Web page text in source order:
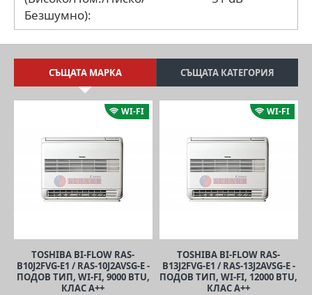
Безшумно):
СЪЩАТА МАРКА СЪЩАТА КАТЕГОРИЯ
WI-FI
TOSHIBA BI-FLOW RAS-
B10J2FVG-E1 / RAS-10J2AVSG-E -
ПОДОВ ТИП, WI-FI, 9000 BTU,
КЛАС A++
WI-FI
TOSHIBA BI-FLOW RAS-
B13J2FVG-E1 / RAS-13J2AVSG-E -
ПОДОВ ТИП, WI-FI, 12000 BTU,
КЛАС A++